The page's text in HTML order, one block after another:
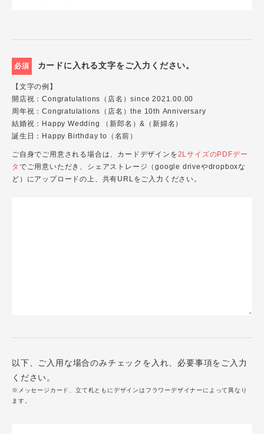
必須 カードに入れる文字をご入力ください。
【文字の例】
開店祝：Congratulations（店名）since 2021.00.00
周年祝：Congratulations（店名）the 10th Anniversary
結婚祝：Happy Wedding （新郎名）&（新婦名）
誕生日：Happy Birthday to（名前）
ご自身でご用意される場合は、カードデザインを2LサイズのPDFデー
タ でご用意いただき、シェアストレージ（google driveやdropboxな
ど）にアップロードの上、共有URLをご入力ください。
以下、ご入用な場合のみチェックを入れ、必要事項をご入力
ください。
※メッセージカード、立て札ともにデザインはフラワーデザイナーによって異なり
ます。